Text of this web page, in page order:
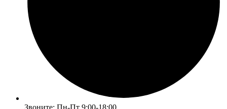
Звоните: Пн-Пт 9:00-18:00